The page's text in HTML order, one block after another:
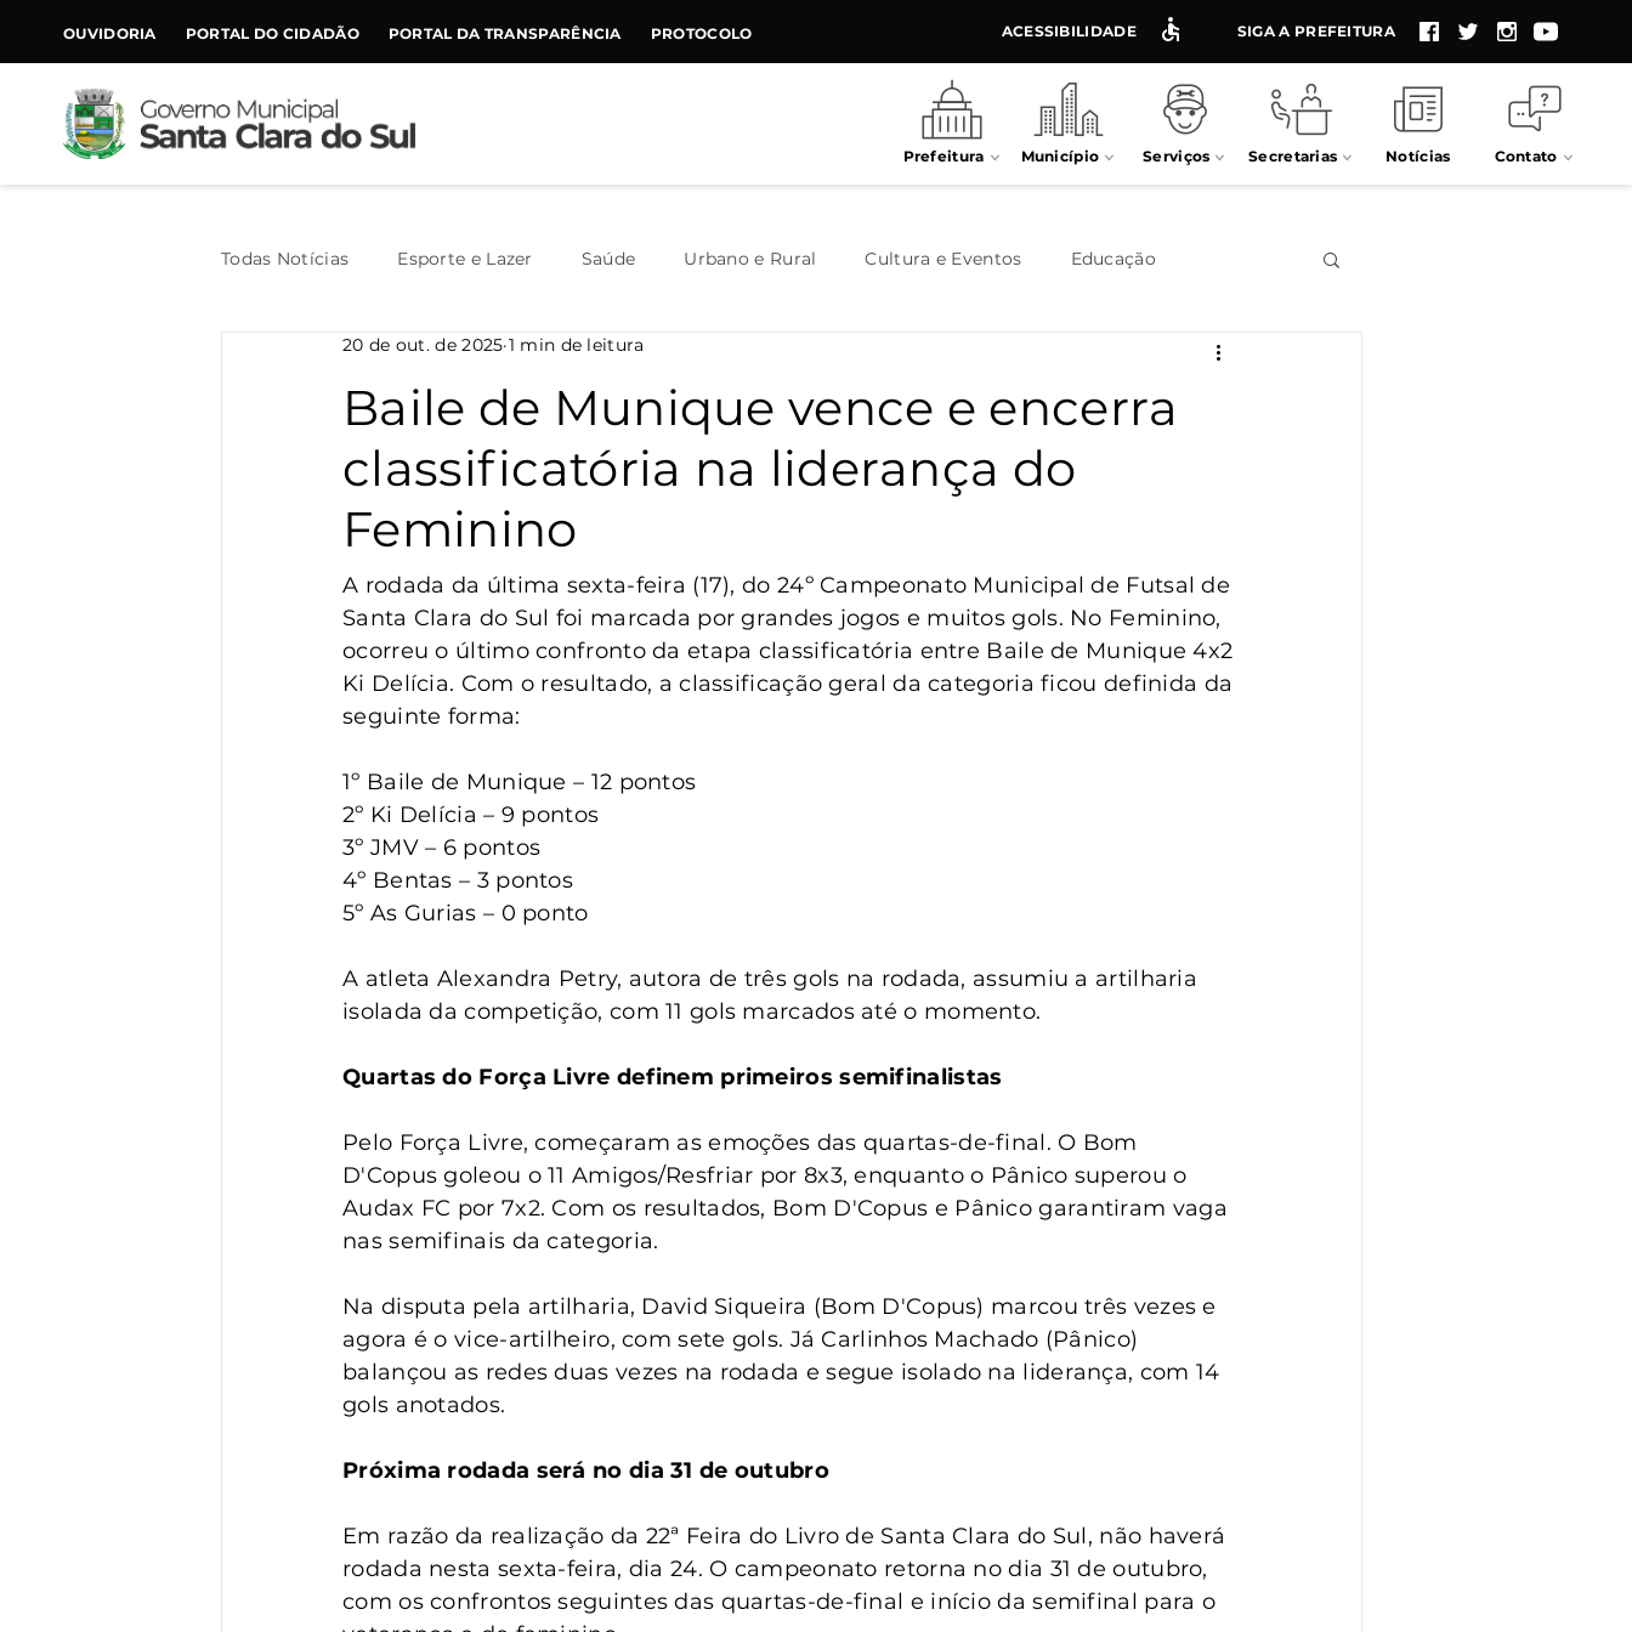
CONTEÚDO
OUVIDORIA PORTAL DO CIDADÃO PORTAL DA TRANSPARÊNCIA PROTOCOLO ACESSIBILIDADE SIGA A PREFEITURA
Prefeitura Município Serviços Secretarias Notícias Contato
Todas Notícias Esporte e Lazer Saúde Urbano e Rural Cultura e Eventos Educação
Assistência Social Geral Meio Ambiente
Trânsito Habitação Legislativo Juventude
Vigilância Turismo Santa Clara do Sul
Baile de Munique vence e encerra
classificatória na liderança do
Feminino
20 de out. de 2025 1 min de leitura
A rodada da última sexta-feira (17), do 24º Campeonato Municipal de Futsal de
Santa Clara do Sul foi marcada por grandes jogos e muitos gols. No Feminino,
ocorreu o último confronto da etapa classificatória entre Baile de Munique 4x2
Ki Delícia. Com o resultado, a classificação geral da categoria ficou definida da
seguinte forma:
1º Baile de Munique – 12 pontos
2º Ki Delícia – 9 pontos
3º JMV – 6 pontos
4º Bentas – 3 pontos
5º As Gurias – 0 ponto
A atleta Alexandra Petry, autora de três gols na rodada, assumiu a artilharia
isolada da competição, com 11 gols marcados até o momento.
Quartas do Força Livre definem primeiros semifinalistas
Pelo Força Livre, começaram as emoções das quartas-de-final. O Bom
D'Copus goleou o 11 Amigos/Resfriar por 8x3, enquanto o Pânico superou o
Audax FC por 7x2. Com os resultados, Bom D'Copus e Pânico garantiram vaga
nas semifinais da categoria.
Na disputa pela artilharia, David Siqueira (Bom D'Copus) marcou três vezes e
agora é o vice-artilheiro, com sete gols. Já Carlinhos Machado (Pânico)
balançou as redes duas vezes na rodada e segue isolado na liderança, com 14
gols anotados.
Próxima rodada será no dia 31 de outubro
Em razão da realização da 22ª Feira do Livro de Santa Clara do Sul, não haverá
rodada nesta sexta-feira, dia 24. O campeonato retorna no dia 31 de outubro,
com os confrontos seguintes das quartas-de-final e início da semifinal para o